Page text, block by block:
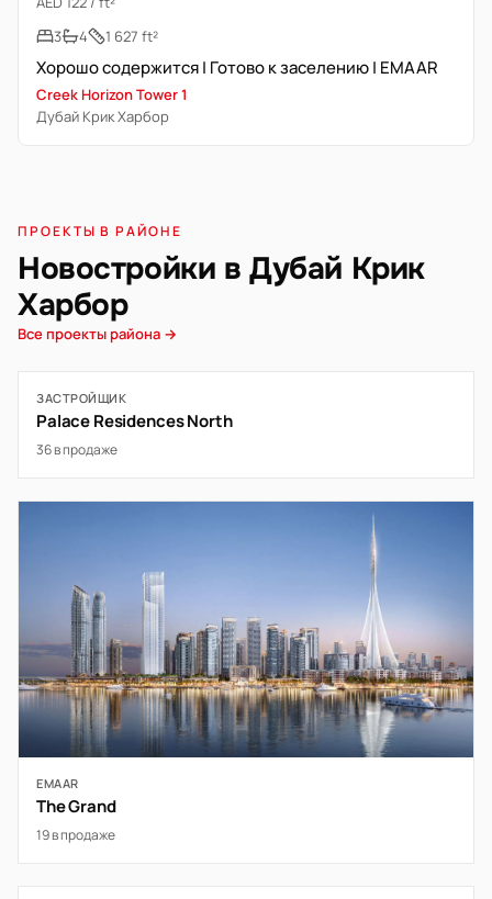
3
4 1 627 ft²
Хорошо содержится | Готово к заселению | EMAAR
Creek Horizon Tower 1
Дубай Крик Харбор
ПРОЕКТЫ В РАЙОНЕ
Новостройки в Дубай Крик
Харбор
Все проекты района →
ЗАСТРОЙЩИК
Palace Residences North
36 в продаже
EMAAR
The Grand
19 в продаже